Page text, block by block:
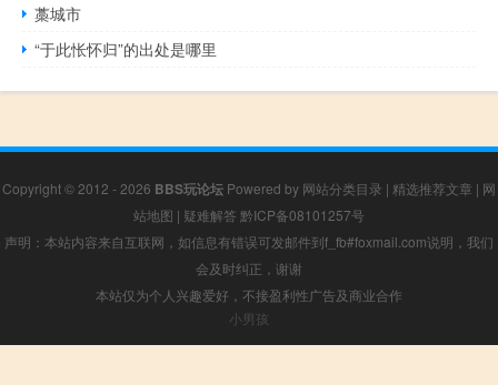
藁城市
“于此怅怀归”的出处是哪里
Copyright © 2012 - 2026 BBS玩论坛 Powered by 网站分类目录 | 精选推荐文章 | 网
站地图 | 疑难解答 黔ICP备08101257号
声明：本站内容来自互联网，如信息有错误可发邮件到f_fb#foxmail.com说明，我们
会及时纠正，谢谢
本站仅为个人兴趣爱好，不接盈利性广告及商业合作
小男孩